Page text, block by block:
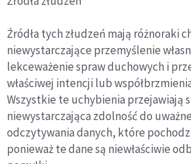
Źródła tych złudzeń mają różnoraki
niewystarczające przemyślenie
lekceważenie spraw duchowych i
właściwej intencji lub
Wszystkie te uchybienia przejawiają
niewystarczająca zdolność do
odczytywania danych, które
ponieważ te dane są niewłaściwie